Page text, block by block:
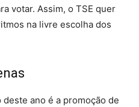
votar. Assim, o TSE quer
na livre escolha dos
ano é a promoção de